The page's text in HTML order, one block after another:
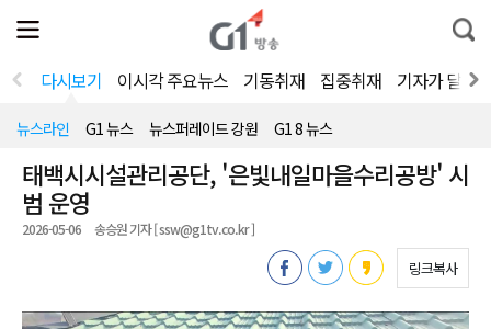
전
체
뉴
열
통
합
색
다시보기 이시각 주요뉴스 기동취재 집중취재 기자가 달려
뉴스라인 G1 뉴스 뉴스퍼레이드 강원 G1 8 뉴스
태백시시설관리공단, '은빛내일마을수리공방' 시
범 운영
2026-05-06 송승원 기자 [ ssw@g1tv.co.kr ]
링크복사